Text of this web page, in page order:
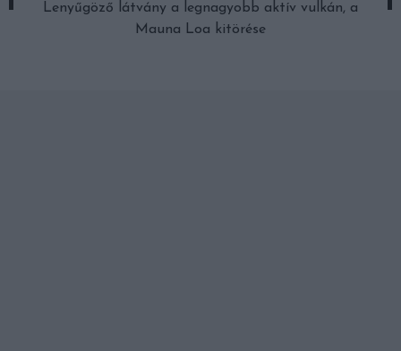
Lenyűgöző látvány a legnagyobb aktív vulkán, a
Mauna Loa kitörése